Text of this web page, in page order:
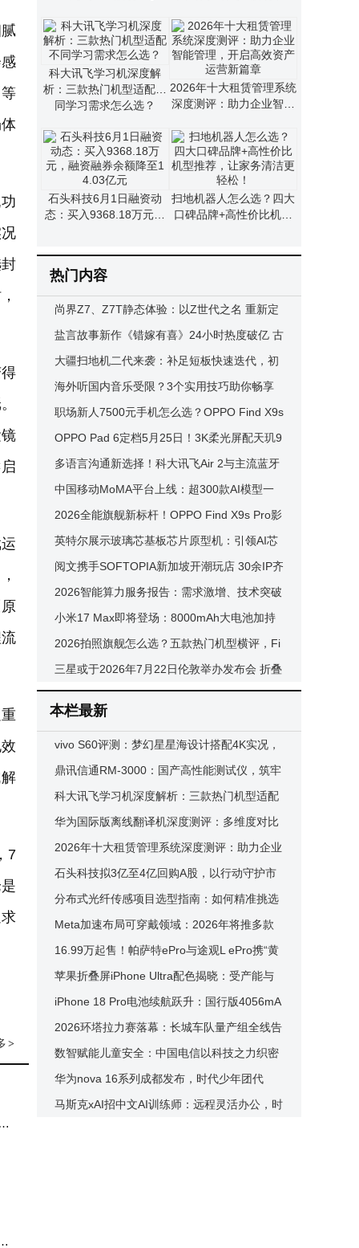
7
>
新未来
科大讯飞学习机深度解
析：三款热门机型适配不
同学习需求怎么选？
2026年十大租赁管理系统
深度测评：助力企业智能
新篇章
石头科技6月1日融资动
态：买入9368.18万元，
扫地机器人怎么选？四大
口碑品牌+高性价比机型
热门内容
尚界Z7、Z7T静态体验：以Z世代之名 重新定
义都市出行新风尚
盐言故事新作《错嫁有喜》24小时热度破亿 古
偶短剧市场再掀热潮
大疆扫地机二代来袭：补足短板快速迭代，初
代遗憾能否就此终结？
海外听国内音乐受限？3个实用技巧助你畅享
熟悉旋律
职场新人7500元手机怎么选？OPPO Find X9s
Pro评测：全能“旅拍伴侣”
OPPO Pad 6定档5月25日！3K柔光屏配天玑9
500s 带来PC级光追游戏体验
多语言沟通新选择！科大讯飞Air 2与主流蓝牙
耳机全方位对比评测
中国移动MoMA平台上线：超300款AI模型一
站式调用，成本降资源省更安全
2026全能旗舰新标杆！OPPO Find X9s Pro影
像续航性能全解析
英特尔展示玻璃芯基板芯片原型机：引领AI芯
片迈向高速传输新纪元
阅文携手SOFTOPIA新加坡开潮玩店 30余IP齐
聚 盲盒新品同步亮相
2026智能算力服务报告：需求激增、技术突破
与产业新趋势全解析
小米17 Max即将登场：8000mAh大电池加持
5月下旬发布引期待
2026拍照旗舰怎么选？五款热门机型横评，Fi
nd X9s Pro成全能旅拍新标杆
三星或于2026年7月22日伦敦举办发布会 折叠
屏、AI眼镜等多新品将登场
本栏最新
vivo S60评测：梦幻星星海设计搭配4K实况，
年轻人的轻旗舰新选择
鼎讯信通RM-3000：国产高性能测试仪，筑牢
风电无线通信安全防线
科大讯飞学习机深度解析：三款热门机型适配
不同学习需求怎么选？
华为国际版离线翻译机深度测评：多维度对比
科大讯飞等，帮你选对翻译神器
2026年十大租赁管理系统深度测评：助力企业
智能管理，开启高效资产运营新篇章
石头科技拟3亿至4亿回购A股，以行动守护市
场信心与股东权益
分布式光纤传感项目选型指南：如何精准挑选
适配的ASE宽带光源？
Meta加速布局可穿戴领域：2026年将推多款
智能眼镜及AI新设备
16.99万起售！帕萨特ePro与途观L ePro携“黄
金超混”入场，德系混动新势力来了
苹果折叠屏iPhone Ultra配色揭晓：受产能与
定价影响 经典色系成首选
iPhone 18 Pro电池续航跃升：国行版4056mA
h，Pro Max首破5000mAh大关
2026环塔拉力赛落幕：长城车队量产组全线告
捷 共创模式显成效
数智赋能儿童安全：中国电信以科技之力织密
校园出行水域防护网
华为nova 16系列成都发布，时代少年团代
言，影像续航等全方位升级引关注
马斯克xAI招中文AI训练师：远程灵活办公，时